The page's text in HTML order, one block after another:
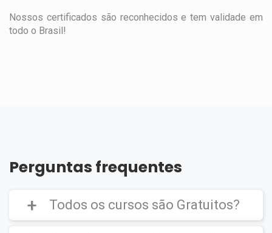
Nossos certificados são reconhecidos e tem validade em
todo o Brasil!
Perguntas frequentes
Todos os cursos são Gratuitos?